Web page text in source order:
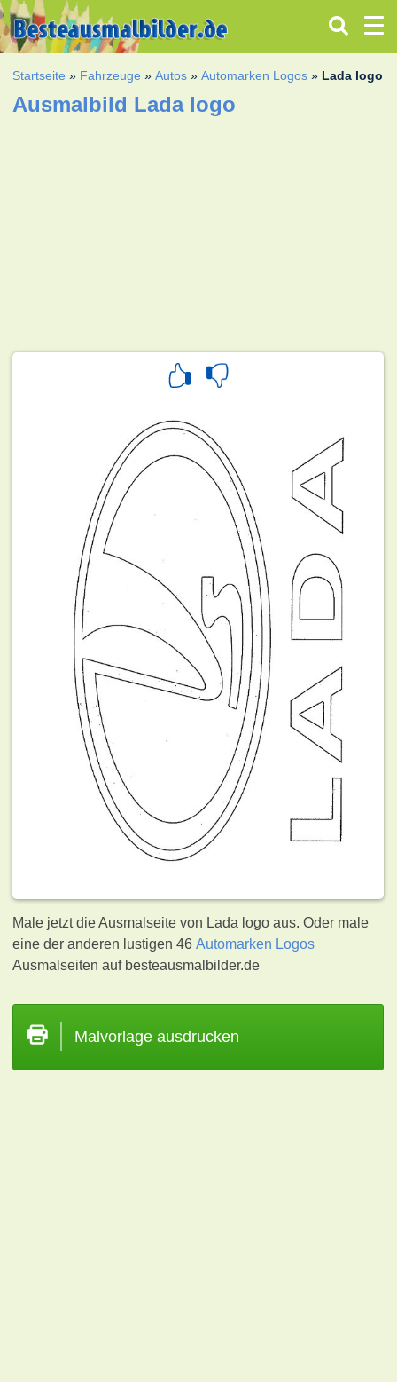
Startseite » Fahrzeuge »Autos »Automarken Logos » Lada logo
Ausmalbild Lada logo
Male jetzt die Ausmalseite von Lada logo aus. Oder male
eine der anderen lustigen 46Automarken Logos
Ausmalseiten auf besteausmalbilder.de
Malvorlage ausdrucken